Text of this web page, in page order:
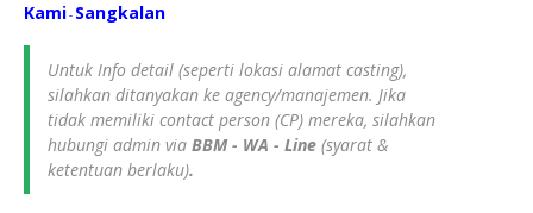
Kami - Sangkalan
Untuk Info detail (seperti lokasi alamat casting),
silahkan ditanyakan ke agency/manajemen. Jika
tidak memiliki contact person (CP) mereka, silahkan
hubungi admin via BBM - WA - Line (syarat &
ketentuan berlaku).